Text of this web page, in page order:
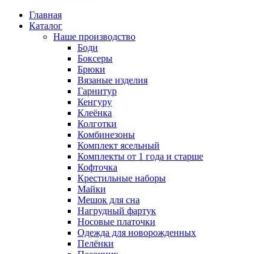
Главная
Каталог
Наше производство
Боди
Боксеры
Брюки
Вязаные изделия
Гарнитур
Кенгуру
Клеёнка
Колготки
Комбинезоны
Комплект ясельный
Комплекты от 1 года и старше
Кофточка
Крестильные наборы
Майки
Мешок для сна
Нагрудный фартук
Носовые платочки
Одежда для новорожденных
Пелёнки